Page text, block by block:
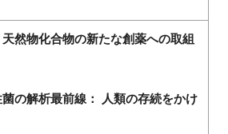
然物化合物の新たな創薬への取組
の解析最前線： 人類の存続をかけ